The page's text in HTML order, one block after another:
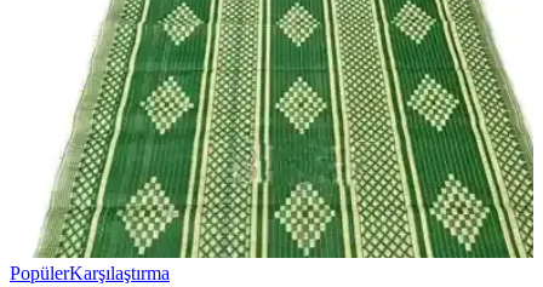
PopülerKarşılaştırma